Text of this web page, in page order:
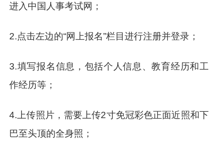
进入中国人事考试网；
2.点击左边的“网上报名”栏目进行注册并登录；
3.填写报名信息，包括个人信息、教育经历和工
作经历等；
4.上传照片，需要上传2寸免冠彩色正面近照和下
巴至头顶的全身照；